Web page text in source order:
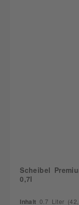
Scheibel
0,7l
Inhalt 0.7 Liter